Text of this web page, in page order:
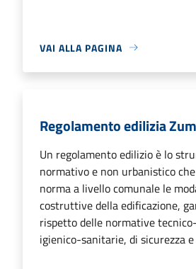
VAI ALLA PAGINA
Regolamento edilizia
Un regolamento edilizio è lo
normativo e non urbanistico
norma a livello comunale le
costruttive della edificazione,
rispetto delle normative
igienico-sanitarie, di sicurezza